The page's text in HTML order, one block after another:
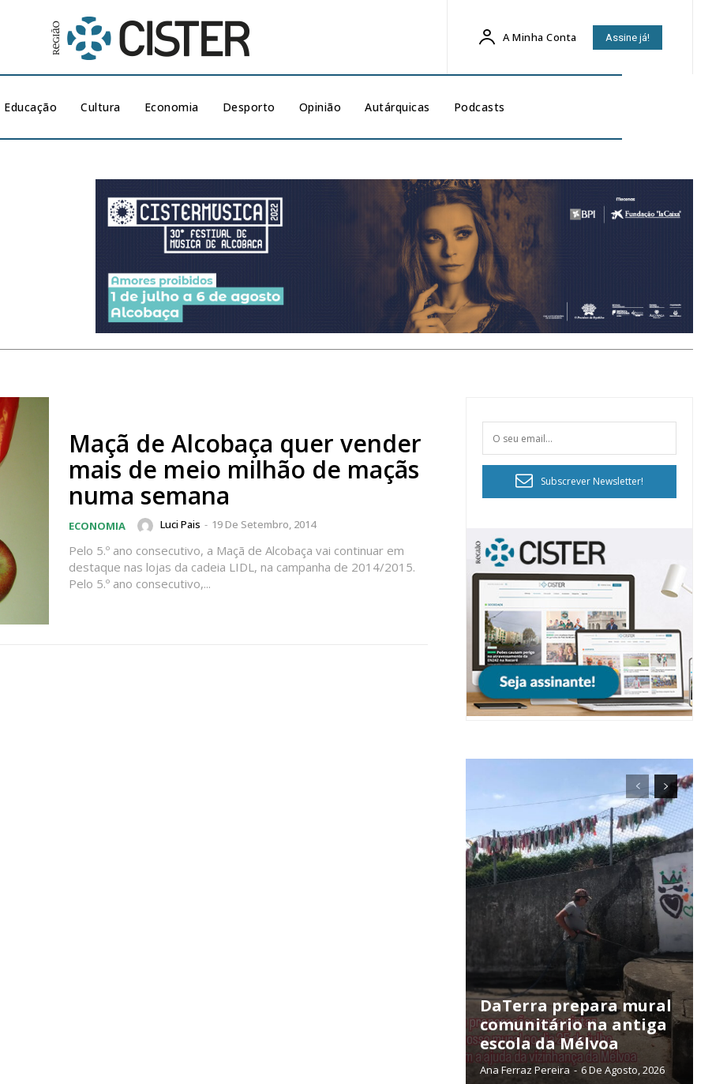
A Minha Conta Assine já!
Educação Cultura Economia Desporto Opinião Autárquicas Podcasts
Maçã de Alcobaça quer vender
mais de meio milhão de maçãs
numa semana
ECONOMIA Luci Pais - 19 De Setembro, 2014
Pelo 5.º ano consecutivo, a Maçã de Alcobaça vai continuar em
destaque nas lojas da cadeia LIDL, na campanha de 2014/2015.
Pelo 5.º ano consecutivo,...
Subscrever Newsletter!
DaTerra prepara mural
comunitário na antiga
escola da Mélvoa
Ana Ferraz Pereira - 6 De Agosto, 2026